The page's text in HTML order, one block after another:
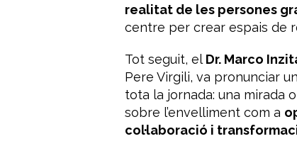
realitat de les persones
centre per crear espais de
Tot seguit, el Dr. Marco
Pere Virgili, va pronunciar
tota la jornada: una mirada
sobre l’envelliment com a
col·laboració i